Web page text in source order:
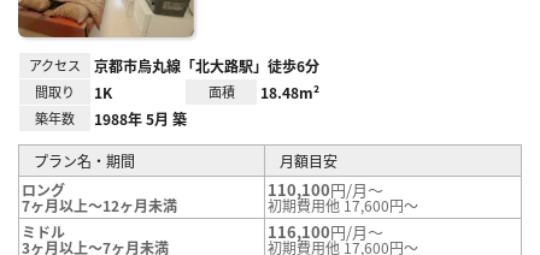
アクセス 京都市烏丸線「北大路駅」徒歩6分
間取り 1K 面積 18.48m²
築年数 1988年 5月 築
プラン名・期間
月額目安
ロング
7ヶ月以上～12ヶ月未満
110,100円/月～
初期費用他 17,600円～
ミドル
3ヶ月以上～7ヶ月未満
116,100円/月～
初期費用他 17,600円～